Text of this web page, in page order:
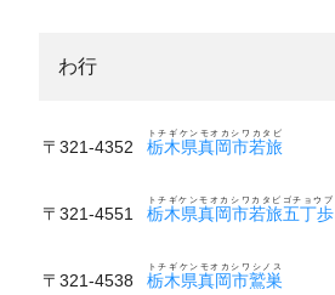
わ行
〒321-4352 栃木県真岡市若旅
トチギケンモオカシワカタビ
〒321-4551 栃木県真岡市若旅五丁歩
トチギケンモオカシワカタビゴチョウブ
〒321-4538 栃木県真岡市鷲巣
トチギケンモオカシワシノス